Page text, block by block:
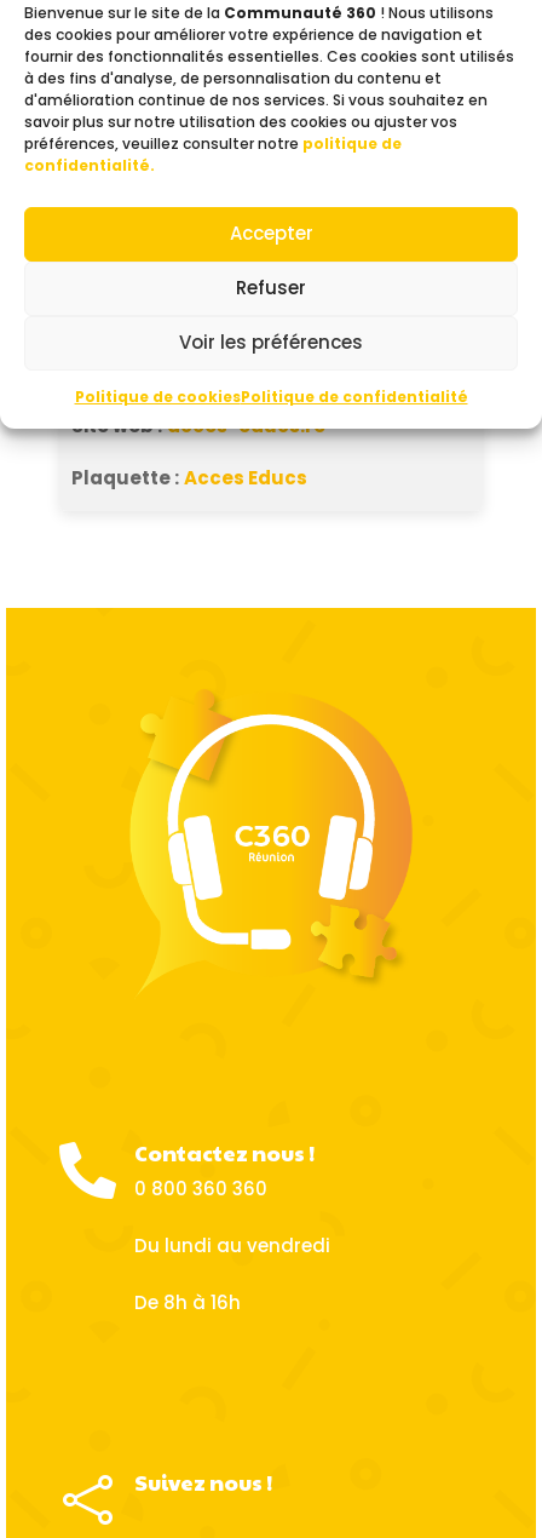
Bienvenue sur le site de la Communauté 360 ! Nous utilisons
des cookies pour améliorer votre expérience de navigation et
fournir des fonctionnalités essentielles. Ces cookies sont utilisés
à des fins d'analyse, de personnalisation du contenu et
d'amélioration continue de nos services. Si vous souhaitez en
savoir plus sur notre utilisation des cookies ou ajuster vos
préférences, veuillez consulter notre politique de
confidentialité.
Accepter
Refuser
Voir les préférences
Politique de cookiesPolitique de confidentialité
Les interventions se déroulent sur tout le
territoire de la Réunion.
Contacts
Coordinateur Ouest :06 92 62 76 97
tarik@acces-educs.re
Coordinateur Sud :06 92 48 71 93
Site web :acces-educs.re
Plaquette : Acces Educs
 Contactez nous !
0 800 360 360
Du lundi au vendredi
De 8h à 16h
 Suivez nous !